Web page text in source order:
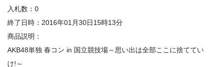
入札数：0
終了日時：2016年01月30日15時13分
商品説明：
AKB48単独 春コン in 国立競技場～思い出は全部ここに捨ててい
け!～